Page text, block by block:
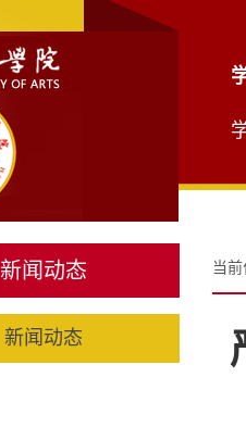
新闻动态
新闻动态
当